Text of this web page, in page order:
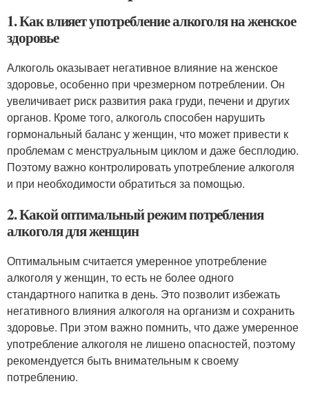
1. Как влияет употребление алкоголя на женское
здоровье
Алкоголь оказывает негативное влияние на женское
здоровье, особенно при чрезмерном потреблении. Он
увеличивает риск развития рака груди, печени и других
органов. Кроме того, алкоголь способен нарушить
гормональный баланс у женщин, что может привести к
проблемам с менструальным циклом и даже бесплодию.
Поэтому важно контролировать употребление алкоголя
и при необходимости обратиться за помощью.
2. Какой оптимальный режим потребления
алкоголя для женщин
Оптимальным считается умеренное употребление
алкоголя у женщин, то есть не более одного
стандартного напитка в день. Это позволит избежать
негативного влияния алкоголя на организм и сохранить
здоровье. При этом важно помнить, что даже умеренное
употребление алкоголя не лишено опасностей, поэтому
рекомендуется быть внимательным к своему
потреблению.